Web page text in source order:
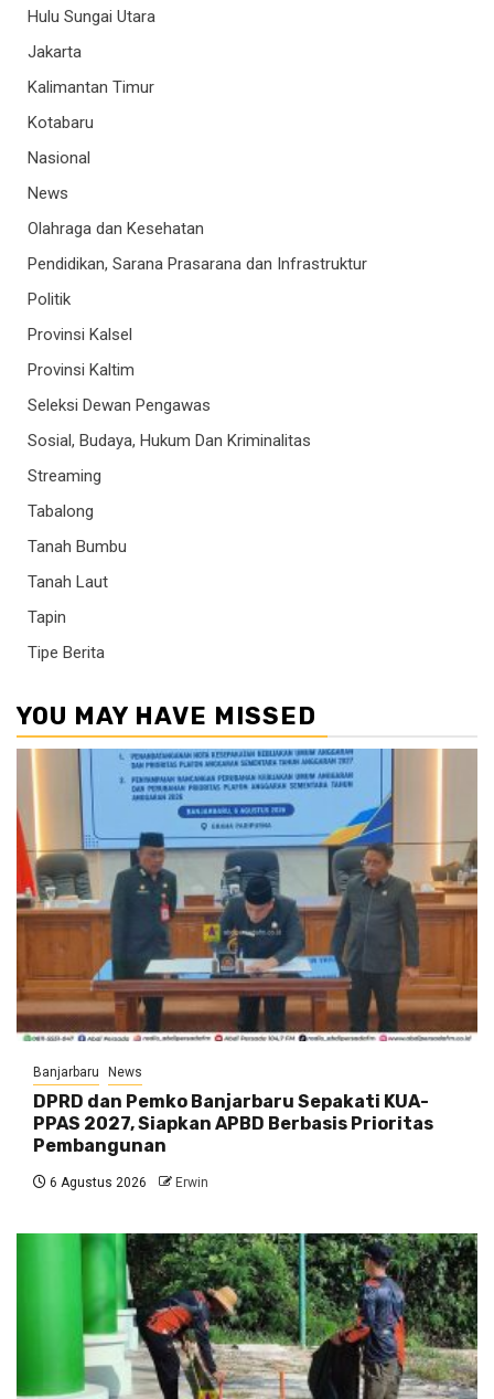
Hulu Sungai Utara
Jakarta
Kalimantan Timur
Kotabaru
Nasional
News
Olahraga dan Kesehatan
Pendidikan, Sarana Prasarana dan Infrastruktur
Politik
Provinsi Kalsel
Provinsi Kaltim
Seleksi Dewan Pengawas
Sosial, Budaya, Hukum Dan Kriminalitas
Streaming
Tabalong
Tanah Bumbu
Tanah Laut
Tapin
Tipe Berita
YOU MAY HAVE MISSED
Banjarbaru News
DPRD dan Pemko Banjarbaru Sepakati KUA-
PPAS 2027, Siapkan APBD Berbasis Prioritas
Pembangunan
6 Agustus 2026 Erwin